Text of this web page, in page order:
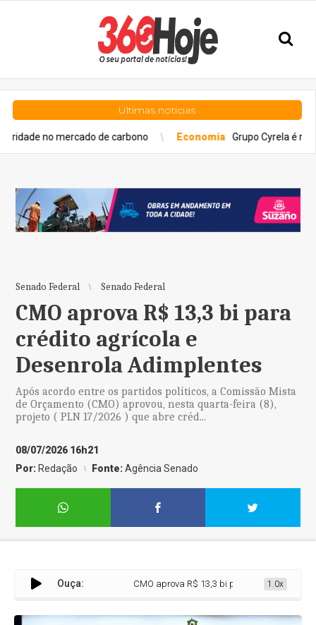
Últimas notícias
mercado de carbono Economia Grupo Cyrela é reconhecido
Senado Federal Senado Federal
CMO aprova R$ 13,3 bi para
crédito agrícola e
Desenrola Adimplentes
Após acordo entre os partidos políticos, a Comissão Mista
de Orçamento (CMO) aprovou, nesta quarta-feira (8),
projeto ( PLN 17/2026 ) que abre créd...
08/07/2026 16h21
Por: Redação Fonte:Agência Senado
Ouça: CMO aprova R$ 13,3 bi para crédito agrícola e
1.0x